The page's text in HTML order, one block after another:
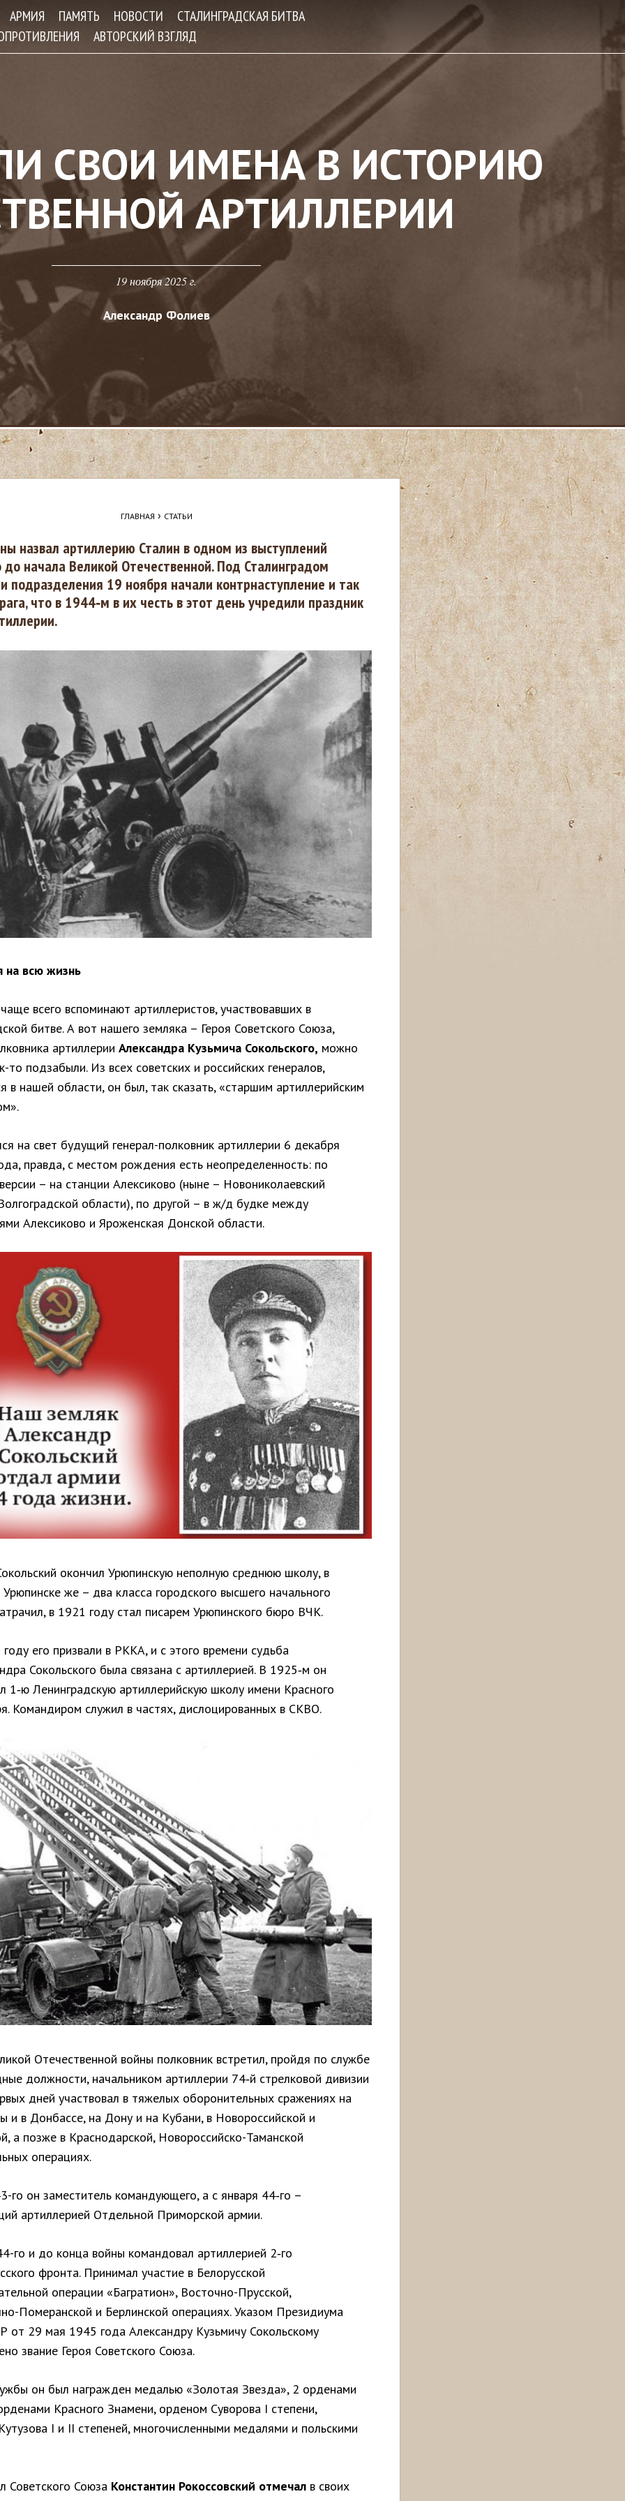
Jump to navigation
АРМИЯ ПАМЯТЬ НОВОСТИ
СТАЛИНГРАДСКАЯ БИТВА
АВТОРСКИЙ ВЗГЛЯД
СВОИ ИМЕНА В ИСТОРИЮ
АРТИЛЛЕРИИ
19 ноября 2025 г.
Александр Фолиев
ГЛАВНАЯ › СТАТЬИ
назвал артиллерию Сталин в одном из выступлений
до начала Великой Отечественной. Под Сталинградом
подразделения 19 ноября начали контрнаступление и так
что в 1944‑м в их честь в этот день учредили праздник
на всю жизнь
всего вспоминают артиллеристов, участвовавших в
битве. А вот нашего земляка – Героя Советского Союза,
артиллерии Александра Кузьмича Сокольского, можно
то подзабыли. Из всех советских и российских генералов,
в нашей области, он был, так сказать, «старшим артиллерийским
на свет будущий генерал-полковник артиллерии 6 декабря
правда, с местом рождения есть неопределенность: по
– на станции Алексиково (ныне – Новониколаевский
области), по другой – в ж/д будке между
Алексиково и Яроженская Донской области.
окончил Урюпинскую неполную среднюю школу, в
же – два класса городского высшего начального
в 1921 году стал писарем Урюпинского бюро ВЧК.
его призвали в РККА, и с этого времени судьба
Сокольского была связана с артиллерией. В 1925‑м он
1‑ю Ленинградскую артиллерийскую школу имени Красного
Командиром служил в частях, дислоцированных в СКВО.
Отечественной войны полковник встретил, пройдя по службе
должности, начальником артиллерии 74‑й стрелковой дивизии
дней участвовал в тяжелых оборонительных сражениях на
и в Донбассе, на Дону и на Кубани, в Новороссийской и
а позже в Краснодарской, Новороссийско-Таманской
операциях.
го он заместитель командующего, а с января 44‑го –
артиллерией Отдельной Приморской армии.
го и до конца войны командовал артиллерией 2‑го
фронта. Принимал участие в Белорусской
операции «Багратион», Восточно-Прусской,
Померанской и Берлинской операциях. Указом Президиума
от 29 мая 1945 года Александру Кузьмичу Сокольскому
звание Героя Советского Союза.
он был награжден медалью «Золотая Звезда», 2 орденами
Красного Знамени, орденом Суворова I степени,
I и II степеней, многочисленными медалями и польскими
Советского Союза Константин Рокоссовский отмечал в своих